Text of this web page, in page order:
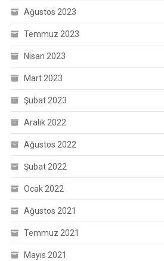
Ağustos 2023
Temmuz 2023
Nisan 2023
Mart 2023
Şubat 2023
Aralık 2022
Ağustos 2022
Şubat 2022
Ocak 2022
Ağustos 2021
Temmuz 2021
Mayıs 2021